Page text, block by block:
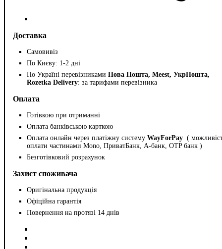
Доставка
Самовивіз
По Києву: 1-2 дні
По Україні перевізниками Нова Пошта, Meest, УкрПошта,
Rozetka Delivery: за тарифами перевізника
Оплата
Готівкою при отриманні
Оплата банківською карткою
Оплата онлайн через платіжну систему WayForPay (
оплати частинами Mono, ПриватБанк, А-банк, OTP банк )
Безготівковий розрахунок
Захист споживача
Оригінальна продукція
Офіційна гарантія
Повернення на протязі 14 днів